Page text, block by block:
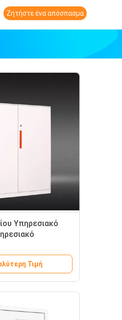
Ζητήστε ένα απόσπασμα
Υπηρεσιακό
Τιμή